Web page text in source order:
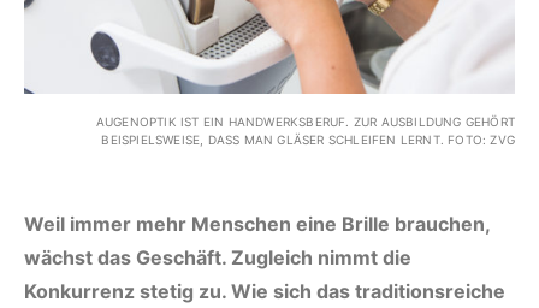
AUGENOPTIK IST EIN HANDWERKSBERUF. ZUR AUSBILDUNG GEHÖRT
BEISPIELSWEISE, DASS MAN GLÄSER SCHLEIFEN LERNT. FOTO: ZVG
Weil immer mehr Menschen eine Brille brauchen,
wächst das Geschäft. Zugleich nimmt die
Konkurrenz stetig zu. Wie sich das traditionsreiche